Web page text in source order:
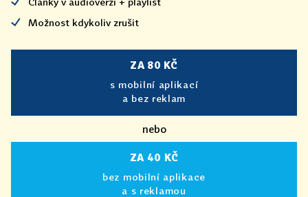
Možnost kdykoliv zrušit
ZA 80 KČ
s mobilní aplikací
a bez reklam
nebo
ZA 40 KČ
bez mobilní aplikace
a s reklamou